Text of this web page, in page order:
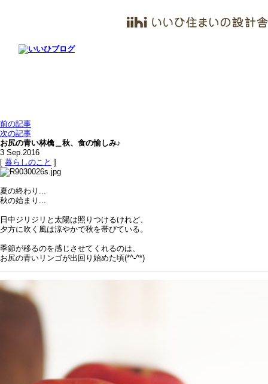
前の記事
次の記事
お尻の青い林檎＿秋、食の愉しみ♪
3 Sep.2016
[ 暮らしのこと ]
夏の終わり...
秋の始まり...
日中ジリジリと太陽は照りつけるけれど、
夕方に吹く風は涼やかで秋を帯びている。
季節が移るのを感じさせてくれるのは、
お尻の青いリンゴが出回り始めた頃(*^-^*)